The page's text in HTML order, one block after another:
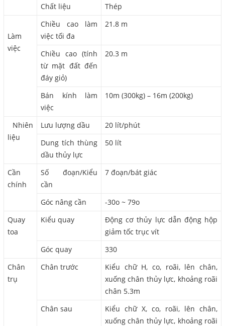
Chất liệu
Thép
Làm
việc
Chiều cao làm
việc tối đa
21.8 m
Chiều cao (tính
từ mặt đất đến
đáy giỏ)
20.3 m
Bán kính làm
việc
10m (300kg) – 16m (200kg)
Nhiên
liệu
Lưu lượng dầu
20 lít/phút
Dung tích thùng
dầu thủy lực
50 lít
Cần
chính
Số đoạn/Kiểu
cần
7 đoạn/bát giác
Góc nâng cần
-30o ~ 79o
Quay
toa
Kiểu quay
Động cơ thủy lực dẫn động hộp
giảm tốc trục vít
Góc quay
330
Chân
trụ
Chân trước
Kiểu chữ H, co, roãi, lên chân,
xuống chân thủy lực, khoảng roãi
chân 5.3m
Chân sau
Kiểu chữ X, co, roãi, lên chân,
xuống chân thủy lực, khoảng roãi